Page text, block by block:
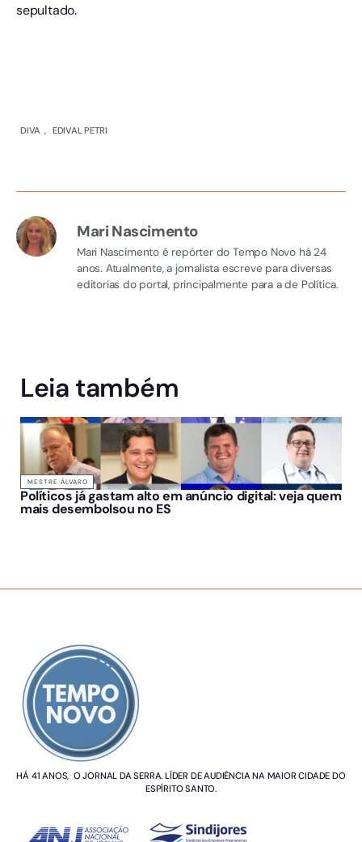
sepultado.
DIVA , EDIVAL PETRI
Mari Nascimento
Mari Nascimento é repórter do Tempo Novo há 24
anos. Atualmente, a jornalista escreve para diversas
editorias do portal, principalmente para a de Política.
Leia também
MESTRE ÁLVARO
Políticos já gastam alto em anúncio digital: veja quem
mais desembolsou no ES
HÁ 41 ANOS, O JORNAL DA SERRA. LÍDER DE AUDIÊNCIA NA MAIOR CIDADE DO
ESPÍRITO SANTO.